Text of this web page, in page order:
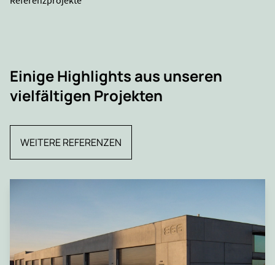
vielfältigen Projekten
WEITERE REFERENZEN